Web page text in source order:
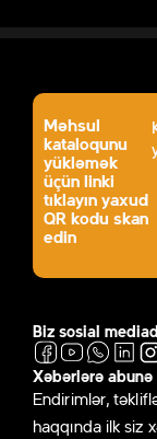
Məhsul
kataloqunu
yükləmək
üçün linki
tıklayın yaxud
QR kodu skan
edin
Biz sosial
Xəbərlərə abunə
Endirimlər,
haqqında ilk siz